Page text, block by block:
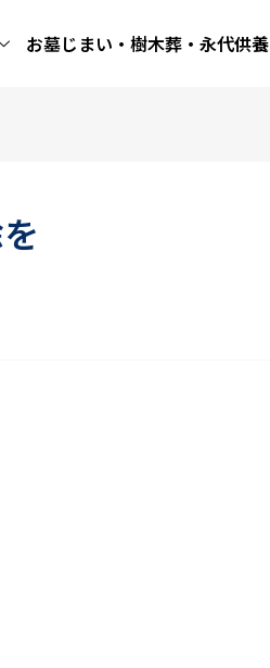
お墓じまい・樹木葬・永代供養